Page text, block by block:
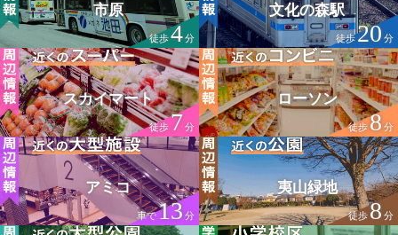
市原
徒歩4分
文化の森駅
徒歩20分
スカイマート
徒歩7分
ローソン
徒歩8分
アミコ
車で13分
夷山緑地
徒歩8 分